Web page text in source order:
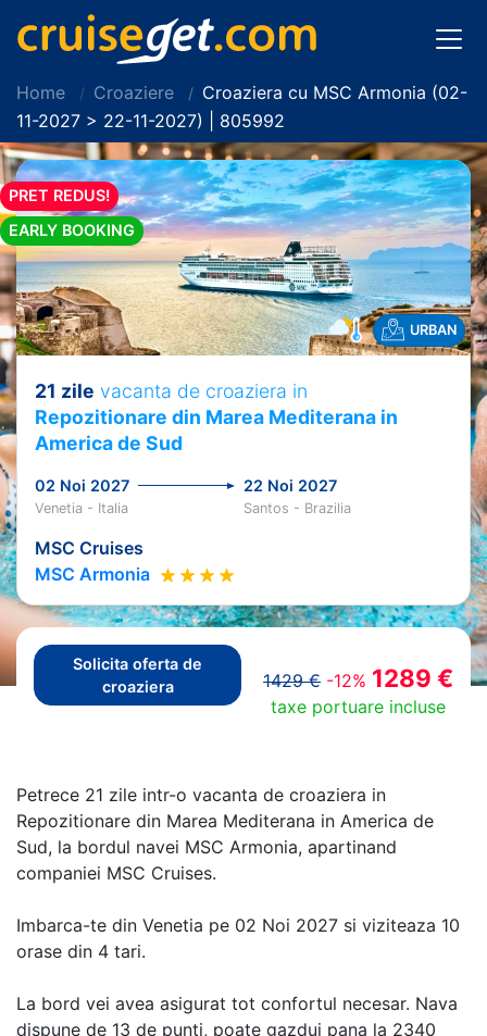
Home Croaziere
Croaziera cu MSC Armonia (02-
11-2027 > 22-11-2027) | 805992
PRET REDUS!
EARLY BOOKING
URBAN
21 zile vacanta de croaziera in
Repozitionare din Marea Mediterana in
America de Sud
02 Noi 2027 22 Noi 2027
Venetia - Italia Santos - Brazilia
MSC Cruises
MSC Armonia
Solicita oferta de
croaziera
1429 € -12% 1289 €
taxe portuare incluse
Petrece 21 zile intr-o vacanta de croaziera in
Repozitionare din Marea Mediterana in America de
Sud, la bordul navei MSC Armonia, apartinand
companiei MSC Cruises.
Imbarca-te din Venetia pe 02 Noi 2027 si viziteaza 10
orase din 4 tari.
La bord vei avea asigurat tot confortul necesar. Nava
dispune de 13 de punti, poate gazdui pana la 2340